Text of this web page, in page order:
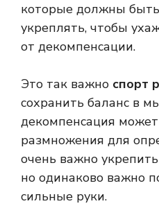
которые должны
укреплять, чтобы
от декомпенсации.
Это так важно спорт
сохранить баланс в
декомпенсация
размножения для
очень важно
но одинаково важно
сильные руки.